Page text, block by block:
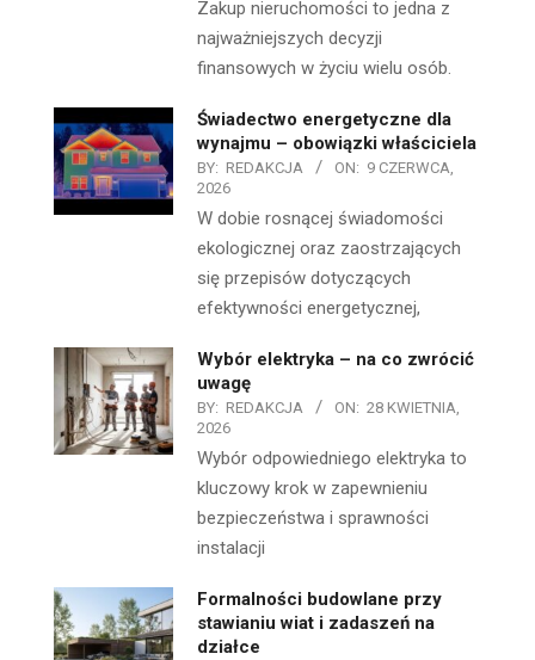
Zakup nieruchomości to jedna z
najważniejszych decyzji
finansowych w życiu wielu osób.
Świadectwo energetyczne dla
wynajmu – obowiązki właściciela
BY: REDAKCJA ON: 9 CZERWCA,
2026
W dobie rosnącej świadomości
ekologicznej oraz zaostrzających
się przepisów dotyczących
efektywności energetycznej,
Wybór elektryka – na co zwrócić
uwagę
BY: REDAKCJA ON: 28 KWIETNIA,
2026
Wybór odpowiedniego elektryka to
kluczowy krok w zapewnieniu
bezpieczeństwa i sprawności
instalacji
Formalności budowlane przy
stawianiu wiat i zadaszeń na
działce